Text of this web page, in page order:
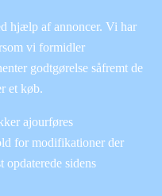
hjælp af annoncer. Vi har
vi formidler
godtgørelse såfremt de
et køb.
ajourføres
for modifikationer der
opdaterede sidens